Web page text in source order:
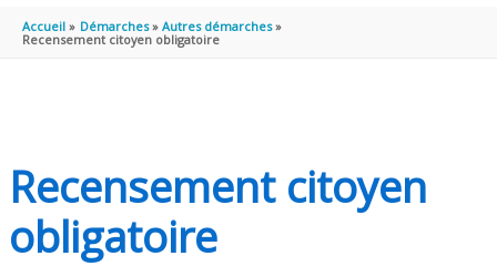
PRINCIPAL
Accueil Démarches
Autres démarches
Recensement citoyen obligatoire
Recensement citoyen
obligatoire